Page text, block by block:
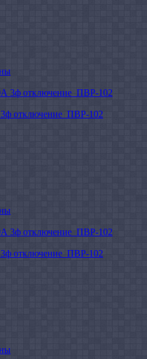
отключение_ПВР-102
отключение_ПВР-102